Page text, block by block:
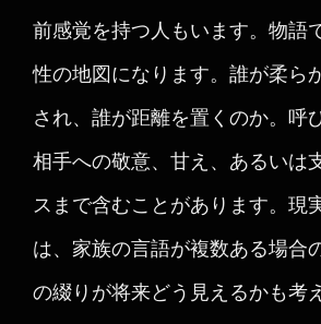
前感覚を持つ人もいます。物語
性の地図になります。誰が柔ら
され、誰が距離を置くのか。呼
相手への敬意、甘え、あるいは
スまで含むことがあります。現
は、家族の言語が複数ある場合
の綴りが将来どう見えるかも考